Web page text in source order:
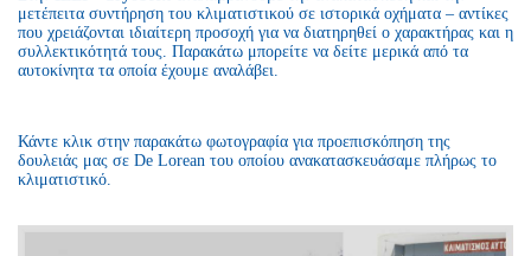
μετέπειτα συντήρηση του κλιματιστικού σε ιστορικά οχήματα – αντίκες
που χρειάζονται ιδιαίτερη προσοχή για να διατηρηθεί ο χαρακτήρας και η
συλλεκτικότητά τους. Παρακάτω μπορείτε να δείτε μερικά από τα
αυτοκίνητα τα οποία έχουμε αναλάβει.
Κάντε κλικ στην παρακάτω φωτογραφία για προεπισκόπηση της
δουλειάς μας σε De Lorean του οποίου ανακατασκευάσαμε πλήρως το
κλιματιστικό.